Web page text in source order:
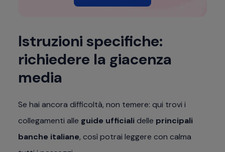
Istruzioni specifiche:
richiedere la giacenza
media
Se hai ancora difficoltà, non temere: qui trovi i
collegamenti alle guide ufficiali delle principali
banche italiane, così potrai leggere con calma